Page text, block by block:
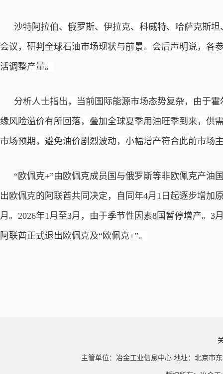
沙特阿拉伯、俄罗斯、伊拉克、科威特、哈萨克斯
会议，研判全球石油市场现状与前景。会后声明说，各
活调整产量。
分析人士指出，当前国际能源市场态势复杂，由于
缘风险溢价有所回落，叠加全球夏季用油旺季到来，供
市场预期，避免油价剧烈波动，小幅增产符合此前市场
“欧佩克+”由欧佩克成员国与俄罗斯等非欧佩克产油
出欧佩克的阿联酋共同决定，自同年4月1日起逐步增加
月。2026年1月至3月，由于季节性因素8国暂停增产。3
阿联酋正式退出欧佩克及“欧佩克+”。
主管单位：冶金工业信息中心 地址：北京市